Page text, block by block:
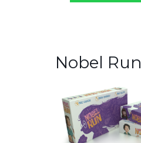
Nobel Run